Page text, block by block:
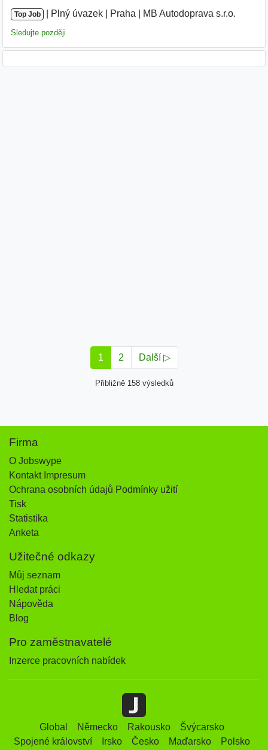
Top Job Plný úvazek Praha MB Autodoprava s.r.o.
Sledujte později
1 2 Další ▷
Přibližně 158 výsledků
Firma
O Jobswype
Kontakt Impresum
Ochrana osobních údajů Podmínky užití
Tisk
Statistika
Anketa
Užitečné odkazy
Můj seznam
Hledat práci
Nápověda
Blog
Pro zaměstnavatelé
Inzerce pracovních nabídek
Global Německo Rakousko
Švýcarsko
Spojené království
Irsko Česko Maďarsko Polsko